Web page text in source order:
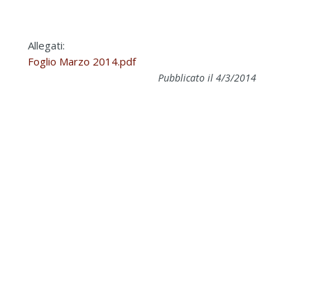
Allegati:
Foglio Marzo 2014.pdf
Pubblicato il 4/3/2014